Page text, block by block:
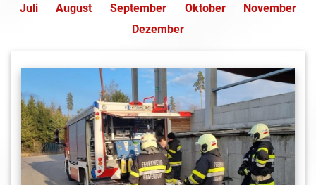
Juli
August September Oktober
November
Dezember